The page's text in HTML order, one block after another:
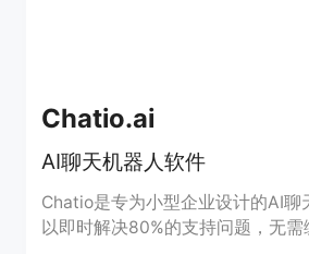
Chatio.ai
AI聊天机器人软件
Chatio是专为小型企业设计的AI聊
以即时解决80%的支持问题，无